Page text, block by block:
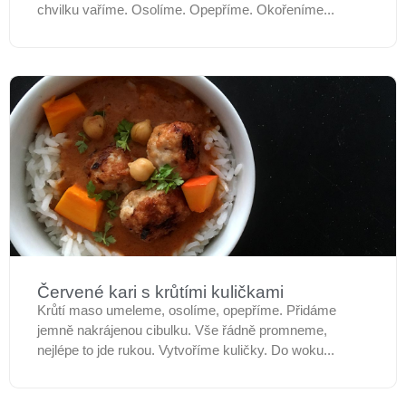
chvilku vaříme. Osolíme. Opepříme. Okořeníme...
Červené kari s krůtími kuličkami
Krůtí maso umeleme, osolíme, opepříme. Přidáme
jemně nakrájenou cibulku. Vše řádně promneme,
nejlépe to jde rukou. Vytvoříme kuličky. Do woku...